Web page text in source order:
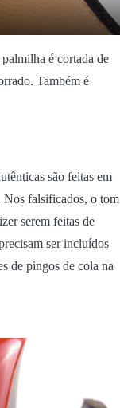
é cortada de
Também é
são feitas em
Nos falsificados, o tom
serem feitas de
ser incluídos
de pingos de cola na